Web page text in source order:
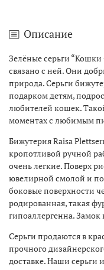
Описание
Зелёные серьги
связано с ней. Они
природа. Серьги
подарком детям,
любителей кошек.
моментах с любимым
Бижутерия Raisa
кропотливой ручной
очень легкие. Поверх
ювелирной смолой и
боковые поверхности
родированная, такая
гипоаллергенна.
Серьги продаются в
прочного
доставке. Наши